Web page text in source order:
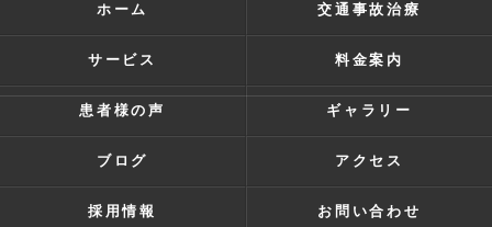
ホーム 交通事故治療
サービス 料金案内
患者様の声 ギャラリー
ブログ アクセス
採用情報 お問い合わせ